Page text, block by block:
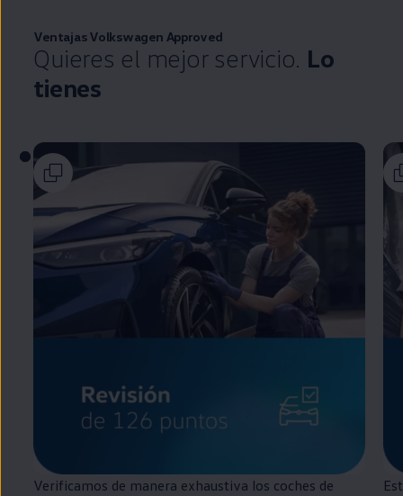
Ventajas Volkswagen Approved
Quieres el mejor servicio. Lo
tienes
Verificamos de manera exhaustiva los coches de